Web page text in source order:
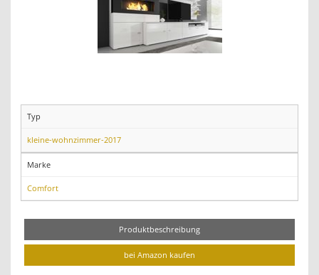
Typ
kleine-wohnzimmer-2017
Marke
Comfort
Produktbeschreibung
bei Amazon kaufen